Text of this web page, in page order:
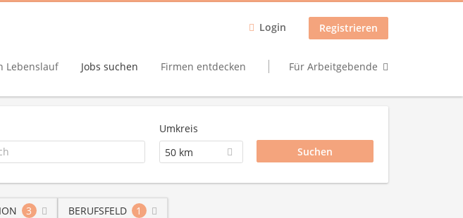
Login Registrieren
Lebenslauf Jobs suchen Firmen entdecken Für Arbeitgebende
Umkreis
50 km
3 BERUFSFELD 1